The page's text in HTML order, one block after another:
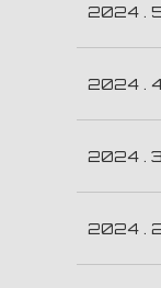
2024 .
2024 .
2024 . 3
2024 .